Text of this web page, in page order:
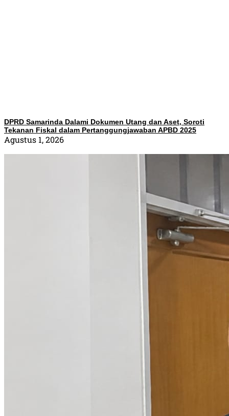
DPRD Samarinda Dalami Dokumen Utang dan Aset, Soroti
Tekanan Fiskal dalam Pertanggungjawaban APBD 2025
Agustus 1, 2026